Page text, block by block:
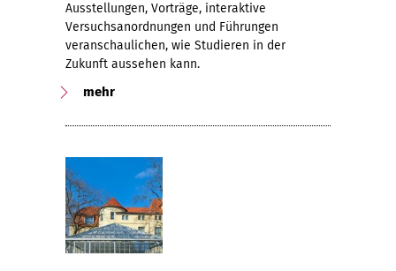
Ausstellungen, Vorträge, interaktive
Versuchsanordnungen und Führungen
veranschaulichen, wie Studieren in der
Zukunft aussehen kann.
mehr